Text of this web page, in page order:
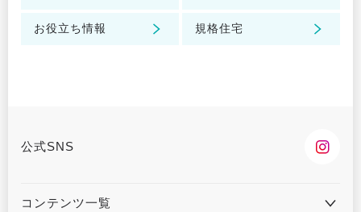
お役立ち情報 規格住宅
公式SNS
コンテンツ一覧